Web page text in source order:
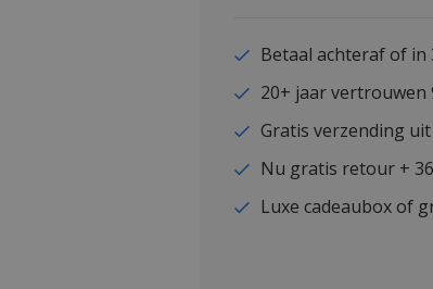
Betaal achteraf of in
20+ jaar vertrouwen
Gratis verzending
Nu gratis retour +
Luxe cadeaubox of